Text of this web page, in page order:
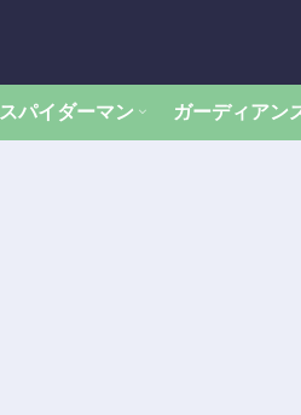
スパイダーマン ガーディアン